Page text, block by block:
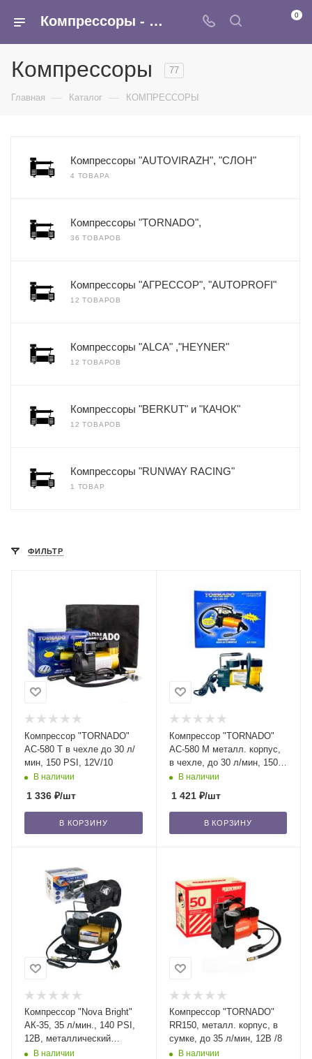
Компрессоры - купить оптом по хорошей цене в Москве в интернет-магазине Армина 0
Компрессоры 77
Главная — Каталог — КОМПРЕССОРЫ
Компрессоры "AUTOVIRAZH", "СЛОН"
4 ТОВАРА
Компрессоры "TORNADO",
36 ТОВАРОВ
Компрессоры "АГРЕССОР", "AUTOPROFI"
12 ТОВАРОВ
Компрессоры "ALCA" ,"HEYNER"
12 ТОВАРОВ
Компрессоры "BERKUT" и "КАЧОК"
12 ТОВАРОВ
Компрессоры "RUNWAY RACING"
1 ТОВАР
ФИЛЬТР
Компрессор "TORNADO"
AC-580 Т в чехле до 30 л/
мин, 150 PSI, 12V/10
В наличии
1 336 ₽/шт
В КОРЗИНУ
Компрессор "TORNADO"
AC-580 М металл. корпус,
в чехле, до 30 л/мин, 150
PSI, 12В /8
В наличии
1 421₽/шт
В КОРЗИНУ
Компрессор "Nova Bright"
АК-35, 35 л/мин., 140 PSI,
12В, металлический
корпус, в сумке /8
В наличии
Компрессор "TORNADO"
RR150, металл. корпус, в
сумке, до 35 л/мин, 12В /8
В наличии